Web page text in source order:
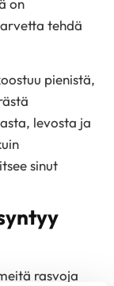
on
tehdä
pienistä,
levosta ja
sinut
rasvoja